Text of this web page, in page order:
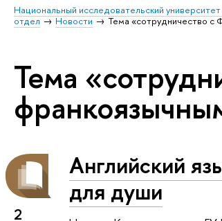
Национальный исследовательский
отдел
Новости Тема «сотрудничество с
Тема
2
Английский
для души